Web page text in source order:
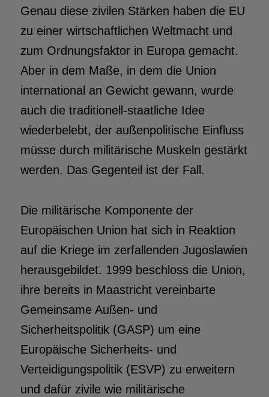
Genau diese zivilen Stärken haben die EU
zu einer wirtschaftlichen Weltmacht und
zum Ordnungsfaktor in Europa gemacht.
Aber in dem Maße, in dem die Union
international an Gewicht gewann, wurde
auch die traditionell-staatliche Idee
wiederbelebt, der außenpolitische Einfluss
müsse durch militärische Muskeln gestärkt
werden. Das Gegenteil ist der Fall.
Die militärische Komponente der
Europäischen Union hat sich in Reaktion
auf die Kriege im zerfallenden Jugoslawien
herausgebildet. 1999 beschloss die Union,
ihre bereits in Maastricht vereinbarte
Gemeinsame Außen- und
Sicherheitspolitik (GASP) um eine
Europäische Sicherheits- und
Verteidigungspolitik (ESVP) zu erweitern
und dafür zivile wie militärische